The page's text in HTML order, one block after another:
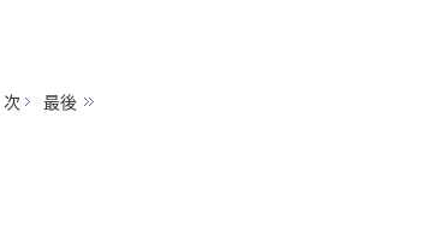
次 最後